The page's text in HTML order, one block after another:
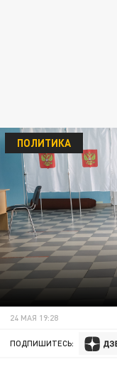
ПОЛИТИКА
24 МАЯ 19:28
ПОДПИШИТЕСЬ: